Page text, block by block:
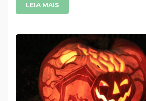
LEIA MAIS